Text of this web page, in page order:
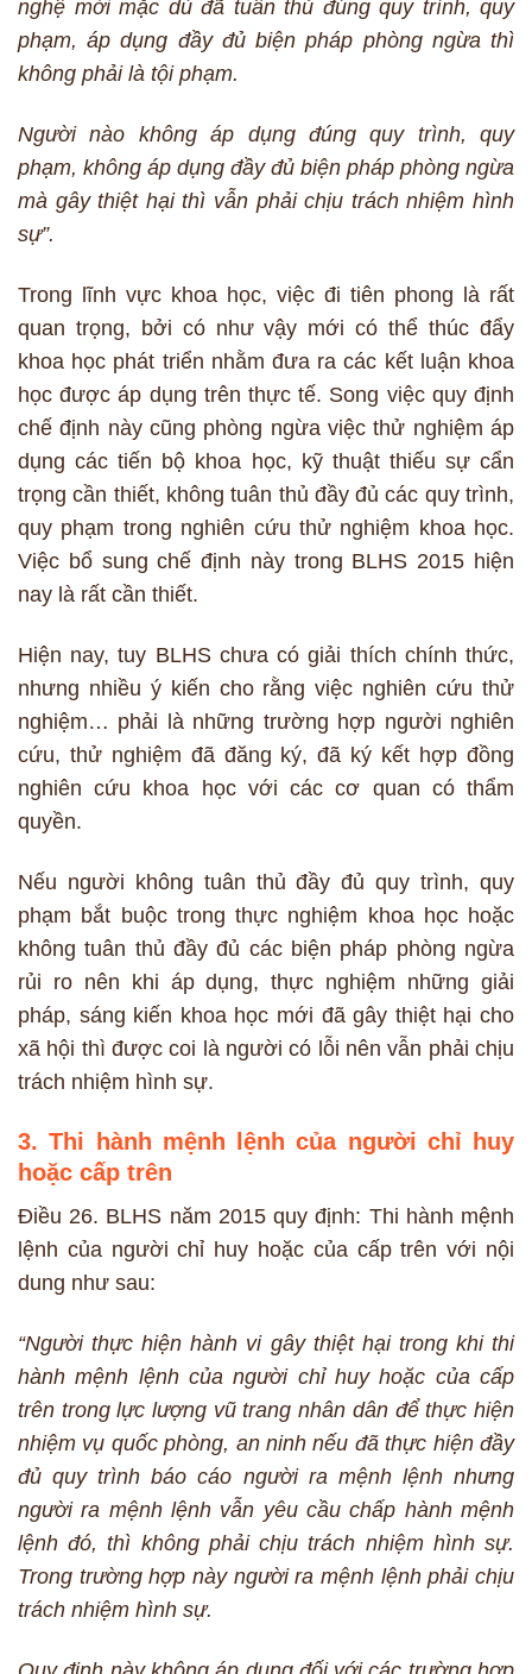
nghệ mới mặc dù đã tuân thủ đúng quy trình, quy
phạm, áp dụng đầy đủ biện pháp phòng ngừa thì
không phải là tội phạm.
Người nào không áp dụng đúng quy trình, quy
phạm, không áp dụng đầy đủ biện pháp phòng ngừa
mà gây thiệt hại thì vẫn phải chịu trách nhiệm hình
sự”.
Trong lĩnh vực khoa học, việc đi tiên phong là rất
quan trọng, bởi có như vậy mới có thể thúc đẩy
khoa học phát triển nhằm đưa ra các kết luận khoa
học được áp dụng trên thực tế. Song việc quy định
chế định này cũng phòng ngừa việc thử nghiệm áp
dụng các tiến bộ khoa học, kỹ thuật thiếu sự cẩn
trọng cần thiết, không tuân thủ đầy đủ các quy trình,
quy phạm trong nghiên cứu thử nghiệm khoa học.
Việc bổ sung chế định này trong BLHS 2015 hiện
nay là rất cần thiết.
Hiện nay, tuy BLHS chưa có giải thích chính thức,
nhưng nhiều ý kiến cho rằng việc nghiên cứu thử
nghiệm… phải là những trường hợp người nghiên
cứu, thử nghiệm đã đăng ký, đã ký kết hợp đồng
nghiên cứu khoa học với các cơ quan có thẩm
quyền.
Nếu người không tuân thủ đầy đủ quy trình, quy
phạm bắt buộc trong thực nghiệm khoa học hoặc
không tuân thủ đầy đủ các biện pháp phòng ngừa
rủi ro nên khi áp dụng, thực nghiệm những giải
pháp, sáng kiến khoa học mới đã gây thiệt hại cho
xã hội thì được coi là người có lỗi nên vẫn phải chịu
trách nhiệm hình sự.
3. Thi hành mệnh lệnh của người chỉ huy
hoặc cấp trên
Điều 26. BLHS năm 2015 quy định: Thi hành mệnh
lệnh của người chỉ huy hoặc của cấp trên với nội
dung như sau:
“Người thực hiện hành vi gây thiệt hại trong khi thi
hành mệnh lệnh của người chỉ huy hoặc của cấp
trên trong lực lượng vũ trang nhân dân để thực hiện
nhiệm vụ quốc phòng, an ninh nếu đã thực hiện đầy
đủ quy trình báo cáo người ra mệnh lệnh nhưng
người ra mệnh lệnh vẫn yêu cầu chấp hành mệnh
lệnh đó, thì không phải chịu trách nhiệm hình sự.
Trong trường hợp này người ra mệnh lệnh phải chịu
trách nhiệm hình sự.